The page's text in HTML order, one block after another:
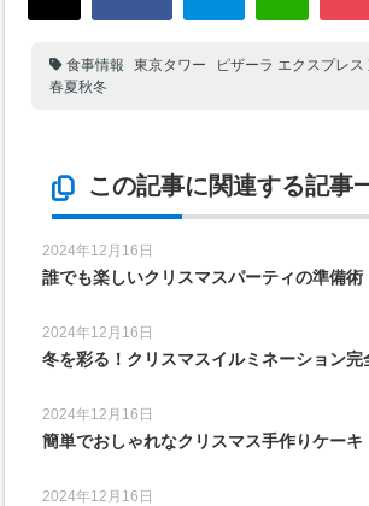
食事情報 東京タワー
ピザーラ エクスプレ
春夏秋冬
この記事に関連する記事
2024年12月16日
誰でも楽しいクリスマスパーティの準備術
2024年12月16日
冬を彩る！クリスマスイルミネーション完
2024年12月16日
簡単でおしゃれなクリスマス手作りケーキ
2024年12月16日